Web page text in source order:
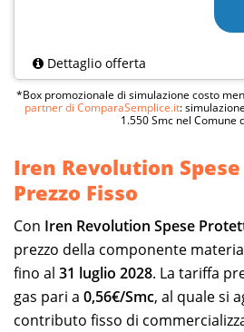
Dettaglio offerta
*Box promozionale di simulazione costo
partner di ComparaSemplice.it:
1.550 Smc nel Comune
Iren Revolution
Prezzo Fisso
Con Iren Revolution Spese
prezzo della componente
fino al 31 luglio 2028. La tariffa
gas pari a 0,56€/Smc, al quale si
contributo fisso di